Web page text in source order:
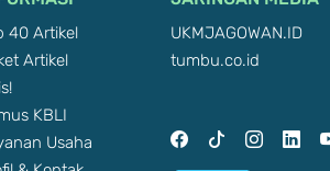
40 Artikel
Artikel
KBLI
Usaha
UKMJAGOWAN.ID
tumbu.co.id